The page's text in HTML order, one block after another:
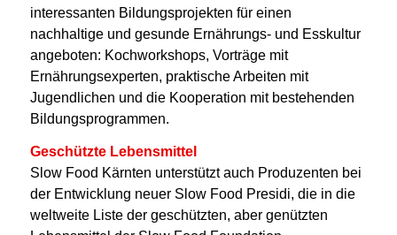
interessanten Bildungsprojekten für einen
nachhaltige und gesunde Ernährungs- und Esskultur
angeboten: Kochworkshops, Vorträge mit
Ernährungsexperten, praktische Arbeiten mit
Jugendlichen und die Kooperation mit bestehenden
Bildungsprogrammen.
Geschützte Lebensmittel
Slow Food Kärnten unterstützt auch Produzenten bei
der Entwicklung neuer Slow Food Presidi, die in die
weltweite Liste der geschützten, aber genützten